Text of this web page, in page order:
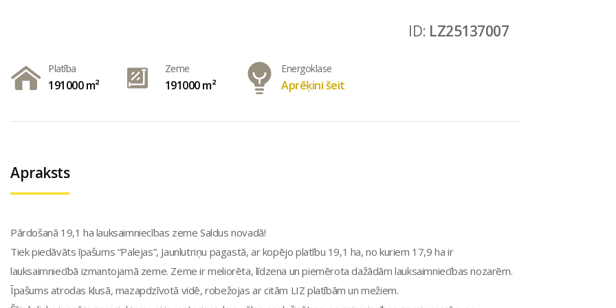
ID: LZ25137007
Platība
191000 m²
Zeme
191000 m²
Energoklase
Aprēķini šeit
Apraksts
Pārdošanā 19,1 ha lauksaimniecības zeme Saldus novadā!
Tiek piedāvāts īpašums “Palejas”, Jaunlutriņu pagastā, ar kopējo platību 19,1 ha, no kuriem 17,9 ha ir
lauksaimniecībā izmantojamā zeme. Zeme ir meliorēta, līdzena un piemērota dažādām lauksaimniecības nozarēm.
Īpašums atrodas klusā, mazapdzīvotā vidē, robežojas ar citām LIZ platībām un mežiem.